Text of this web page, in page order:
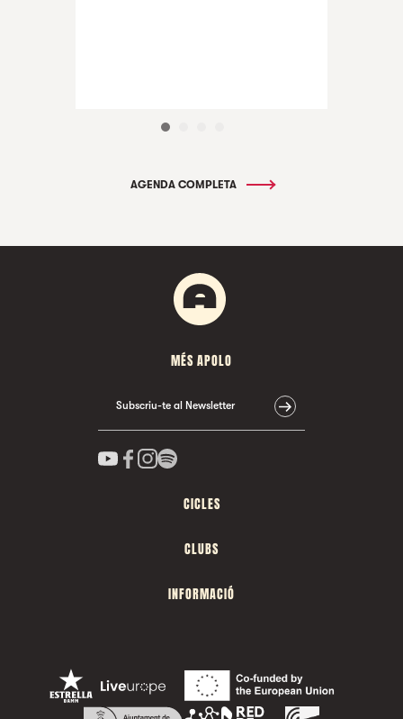
AGENDA COMPLETA
MÉS APOLO
Subscriu-te al Newsletter
CICLES
CLUBS
INFORMACIÓ